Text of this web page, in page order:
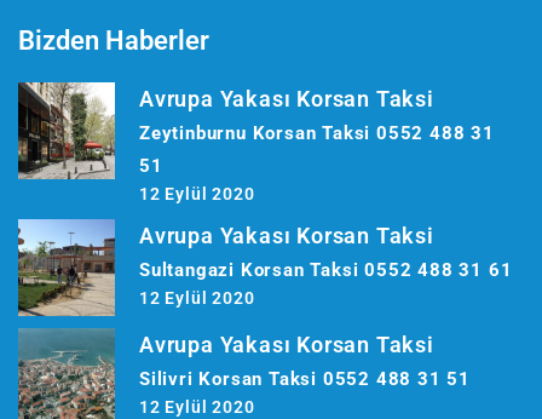
Bizden Haberler
Avrupa Yakası Korsan Taksi
Zeytinburnu Korsan Taksi 0552 488 31
51
12 Eylül 2020
Avrupa Yakası Korsan Taksi
Sultangazi Korsan Taksi 0552 488 31 61
12 Eylül 2020
Avrupa Yakası Korsan Taksi
Silivri Korsan Taksi 0552 488 31 51
12 Eylül 2020